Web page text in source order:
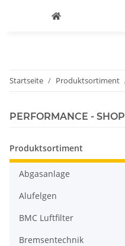
Startseite Produktsortiment
PERFORMANCE - SHOP
Produktsortiment
Abgasanlage
Alufelgen
BMC Luftfilter
Bremsentechnik